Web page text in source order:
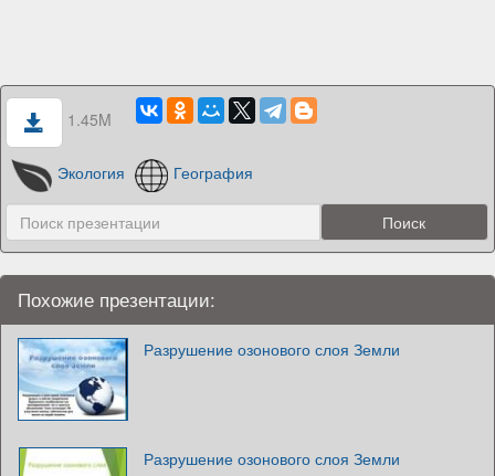
1.45M
Экология География
Похожие презентации:
Разрушение озонового слоя Земли
Разрушение озонового слоя Земли